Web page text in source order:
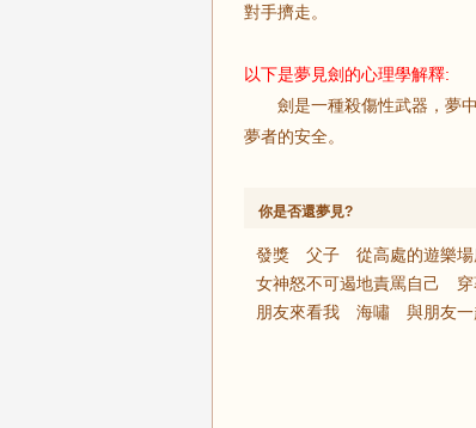
對手擠走。
以下是夢見劍的心理學解釋:
劍是一種殺傷性武器，夢中
夢者的安全。
你是否還夢見?
發獎 父子 從高處的遊樂
女神怒不可遏地責罵自己
朋友來看我
海嘯 與朋友